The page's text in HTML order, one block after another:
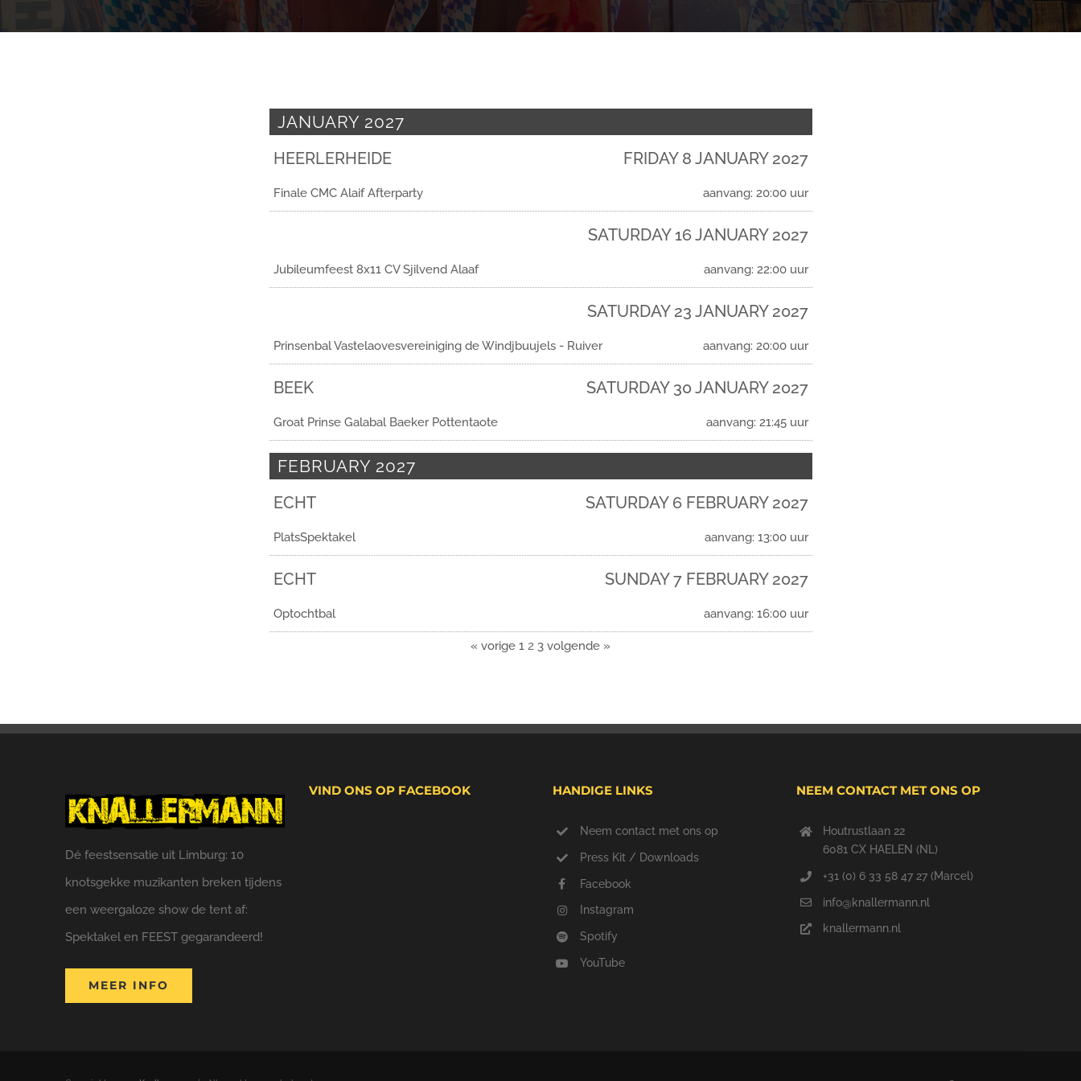
JANUARY 2027
HEERLERHEIDE FRIDAY 8 JANUARY 2027
Finale CMC Alaif Afterparty aanvang: 20:00 uur
SATURDAY 16 JANUARY 2027
Jubileumfeest 8x11 CV Sjilvend Alaaf aanvang: 22:00 uur
SATURDAY 23 JANUARY 2027
Prinsenbal Vastelaovesvereiniging de Windjbuujels - Ruiver aanvang: 20:00 uur
BEEK SATURDAY 30 JANUARY 2027
Groat Prinse Galabal Baeker Pottentaote aanvang: 21:45 uur
FEBRUARY 2027
ECHT SATURDAY 6 FEBRUARY 2027
PlatsSpektakel aanvang: 13:00 uur
ECHT SUNDAY 7 FEBRUARY 2027
Optochtbal aanvang: 16:00 uur
« vorige 1 2 3 volgende »
Dé feestsensatie uit Limburg: 10
knotsgekke muzikanten breken tijdens
een weergaloze show de tent af:
Spektakel en FEEST gegarandeerd!
MEER INFO
VIND ONS OP FACEBOOK HANDIGE LINKS
Neem contact met ons op
Press Kit / Downloads
Facebook
Instagram
Spotify
YouTube
NEEM CONTACT MET ONS OP
Houtrustlaan 22
6081 CX HAELEN (NL)
+31 (0) 6 33 58 47 27 (Marcel)
info@knallermann.nl
knallermann.nl